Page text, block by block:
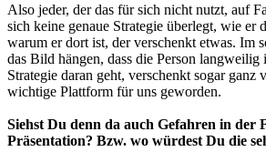
Also jeder, der das für sich nicht nutzt, auf
sich keine genaue Strategie überlegt, wie er
warum er dort ist, der verschenkt etwas. Im
das Bild hängen, dass die Person langweilig
Strategie daran geht, verschenkt sogar ganz
wichtige Plattform für uns geworden.
Siehst Du denn da auch Gefahren in der
Präsentation? Bzw. wo würdest Du die